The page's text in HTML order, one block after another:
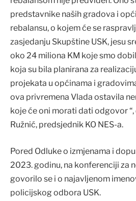
predstavnike naših gradova i
rebalansu, o kojem će se
zasjedanju Skupštine USK, jesu
oko 24 miliona KM koje smo
koja su bila planirana za
projekata u općinama i
ova privremena Vlada ostavila
koje će oni morati dati odgovor
Ružnić, predsjednik KO NES-a.
Pored Odluke o izmjenama i
2023. godinu, na konferenciji za
govorilo se i o najavljenom
policijskog odbora USK.